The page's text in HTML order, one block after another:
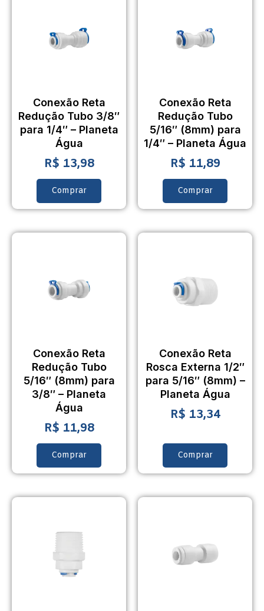
Conexão Reta
Redução Tubo 3/8″
para 1/4″ – Planeta
Água
R$ 13,98
Comprar
Conexão Reta
Redução Tubo
5/16″ (8mm) para
1/4″ – Planeta Água
R$ 11,89
Comprar
Conexão Reta
Redução Tubo
5/16″ (8mm) para
3/8″ – Planeta
Água
R$ 11,98
Comprar
Conexão Reta
Rosca Externa 1/2″
para 5/16″ (8mm) –
Planeta Água
R$ 13,34
Comprar